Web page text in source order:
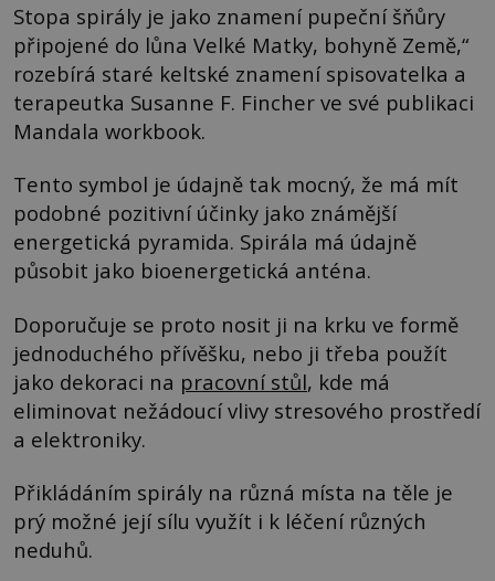
Stopa spirály je jako znamení pupeční šňůry
připojené do lůna Velké Matky, bohyně Země,“
rozebírá staré keltské znamení spisovatelka a
terapeutka Susanne F. Fincher ve své publikaci
Mandala workbook.
Tento symbol je údajně tak mocný, že má mít
podobné pozitivní účinky jako známější
energetická pyramida. Spirála má údajně
působit jako bioenergetická anténa.
Doporučuje se proto nosit ji na krku ve formě
jednoduchého přívěšku, nebo ji třeba použít
jako dekoraci na pracovní stůl, kde má
eliminovat nežádoucí vlivy stresového prostředí
a elektroniky.
Přikládáním spirály na různá místa na těle je
prý možné její sílu využít i k léčení různých
neduhů.